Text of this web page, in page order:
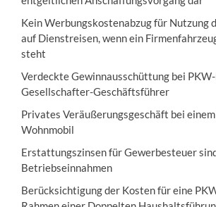
Kein Werbungskostenabzug für Nutzung
auf Dienstreisen, wenn ein
steht
Verdeckte Gewinnausschüttung bei
Gesellschafter-Geschäftsführer
Privates Veräußerungsgeschäft bei
Wohnmobil
Erstattungszinsen für Gewerbesteuer
Betriebseinnahmen
Berücksichtigung der Kosten für eine